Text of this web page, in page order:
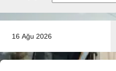
16 Ağu 2026